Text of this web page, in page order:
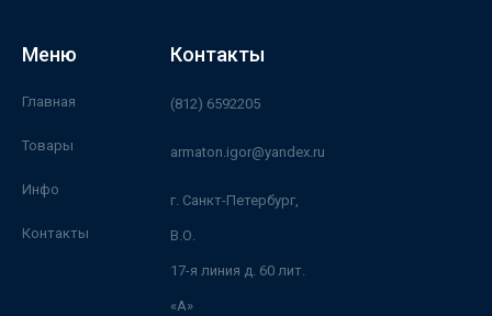
Меню
Главная
Товары
Инфо
Контакты
Контакты
(812) 6592205
armaton.igor@yandex.ru
г. Санкт-Петербург,
В.О.
17-я линия д. 60 лит.
«А»